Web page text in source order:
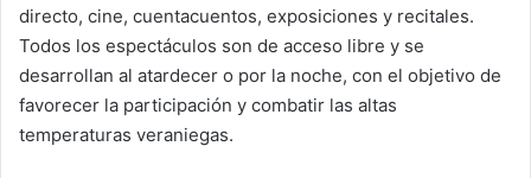
directo, cine, cuentacuentos, exposiciones y recitales.
Todos los espectáculos son de acceso libre y se
desarrollan al atardecer o por la noche, con el objetivo de
favorecer la participación y combatir las altas
temperaturas veraniegas.